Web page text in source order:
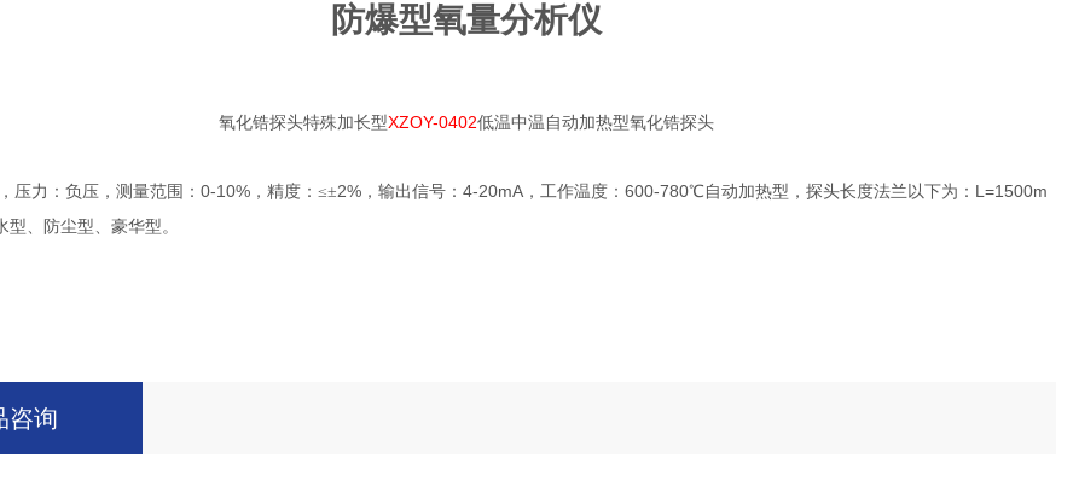
防爆型氧量分析仪
氧化锆探头特殊加长型XZOY-0402低温中温自动加热型氧化锆探头
压力：负压，测量范围：0-10% ，精度：≤±2% ，输出信号：4-20mA ，工作温度：600-780℃自动加热型，探头长度法兰以下为： L=1500m
型、防尘型、豪华型。
咨询